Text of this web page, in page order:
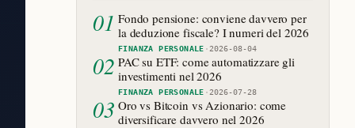
01 Fondo pensione: conviene davvero per
la deduzione fiscale? I numeri del 2026
FINANZA PERSONALE ·2026-08-04
02 PAC su ETF: come automatizzare gli
investimenti nel 2026
FINANZA PERSONALE ·2026-07-28
03 Oro vs Bitcoin vs Azionario: come
diversificare davvero nel 2026